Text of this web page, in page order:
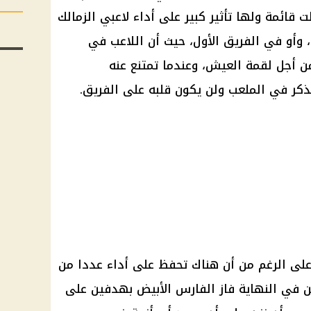
قائمة ولها تأثير كبير على أداء لاعبي الزمالك
في الفريق الأول، حيث أن اللاعب في
أجل لقمة العيش، وعندما تمتنع عنه
في الملعب ولن يكون قلبه على الفريق.
على الرغم من أن هناك تحفظ على أداء عددا من
في النهاية فاز الفارس الأبيض بهدفين على